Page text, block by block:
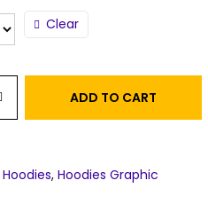
Clear
ADD TO CART
Hoodies, Hoodies Graphic